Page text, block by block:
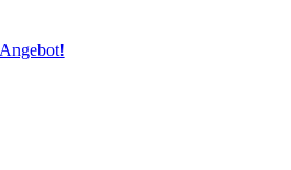
Angebot!